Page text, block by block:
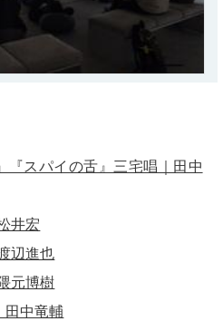
『スパイの舌』三宅唱｜田中
井宏
辺進也
元博樹
田中竜輔